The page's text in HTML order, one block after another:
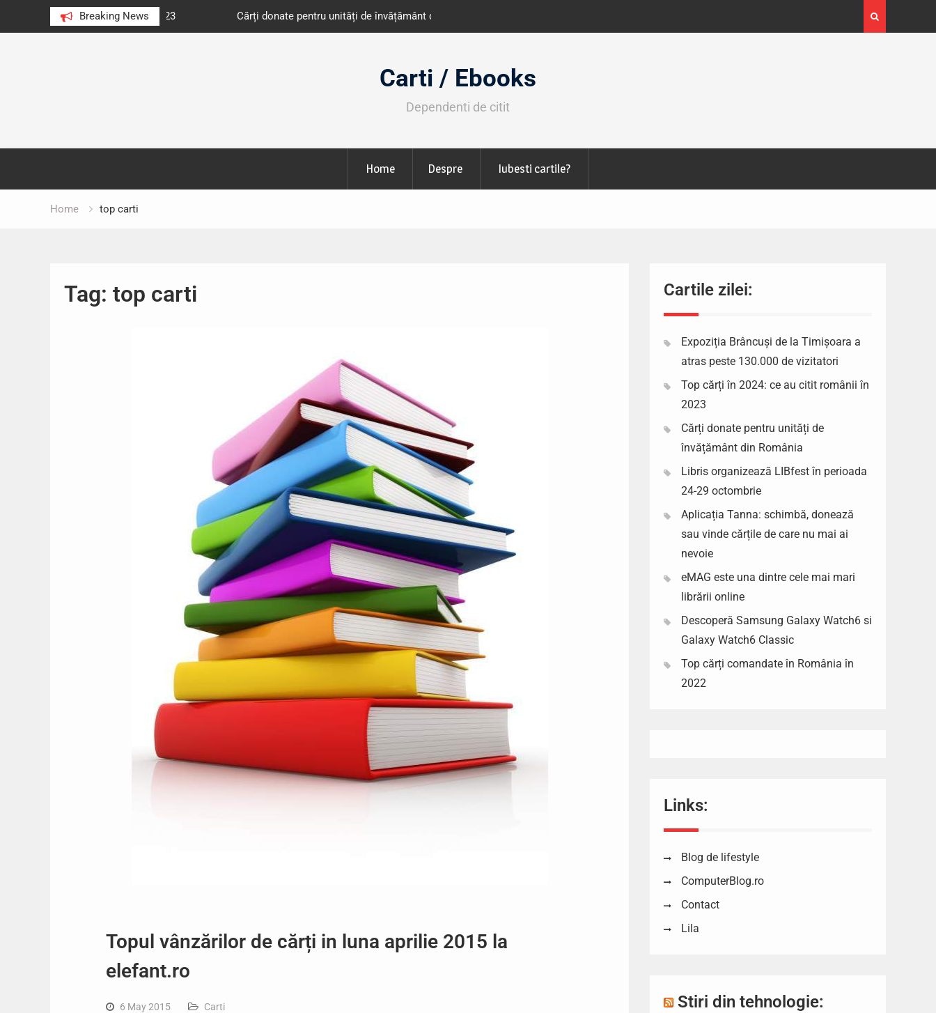
Breaking News
au citit românii în 2023 Cărți donate pentru unități de învățământ din România
octombrie
Expoziția Brâncuși de la Timișoara a atras peste
130.000 de vizitatori
Carti / Ebooks
Dependenti de citit
Home Despre Iubesti cartile?
Home top carti
Tag: top carti
Topul vânzărilor de cărți in luna aprilie 2015 la
elefant.ro
6 May 2015 Carti
Cartile zilei:
Expoziția Brâncuși de la Timișoara a
atras peste 130.000 de vizitatori
Top cărți în 2024: ce au citit românii în
2023
Cărți donate pentru unități de
învățământ din România
Libris organizează LIBfest în perioada
24-29 octombrie
Aplicația Tanna: schimbă, donează
sau vinde cărțile de care nu mai ai
nevoie
eMAG este una dintre cele mai mari
librării online
Descoperă Samsung Galaxy Watch6 si
Galaxy Watch6 Classic
Top cărți comandate în România în
2022
Links:
Blog de lifestyle
ComputerBlog.ro
Contact
Lila
Stiri din tehnologie: